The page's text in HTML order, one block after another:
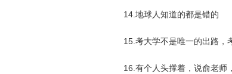
14.地球人知道的都是错的
15.考大学不是唯一的出路，
16.有个人头撑着，说俞老师